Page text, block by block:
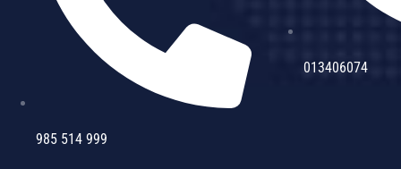
985 514 999
013406074